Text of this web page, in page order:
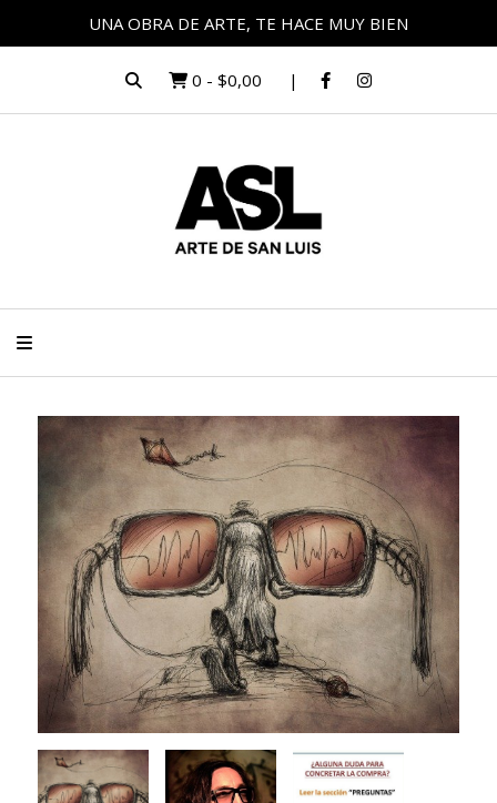
UNA OBRA DE ARTE, TE HACE MUY BIEN
0 - $0,00